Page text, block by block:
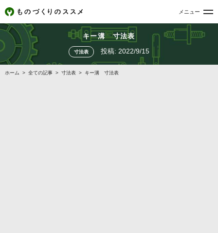
メニュー
キー溝 寸法表
寸法表 投稿: 2022/9/15
ホーム > 全ての記事 > 寸法表 > キー溝 寸法表